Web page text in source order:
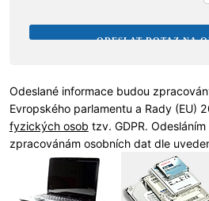
Odeslané informace budou
Evropského parlamentu a Rady (EU)
fyzických osob tzv. GDPR.
zpracovánám osobních dat dle